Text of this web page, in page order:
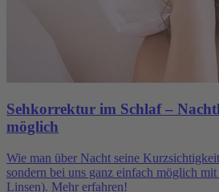
Sehkorrektur im Schlaf –
möglich
Wie man über Nacht seine
sondern bei uns ganz einfach möglich
Linsen). Mehr erfahren!